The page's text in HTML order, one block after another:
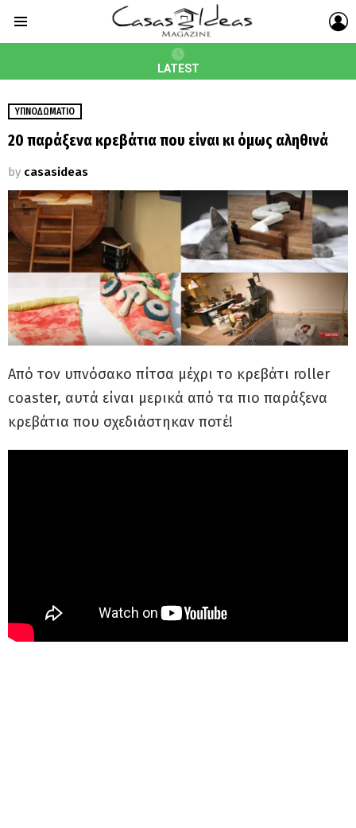
LATEST
ΥΠΝΟΔΩΜΆΤΙΟ
20 παράξενα κρεβάτια που είναι κι όμως αληθινά
by casasideas
Από τον υπνόσακο πίτσα μέχρι το κρεβάτι roller
coaster, αυτά είναι μερικά από τα πιο παράξενα
κρεβάτια που σχεδιάστηκαν ποτέ!